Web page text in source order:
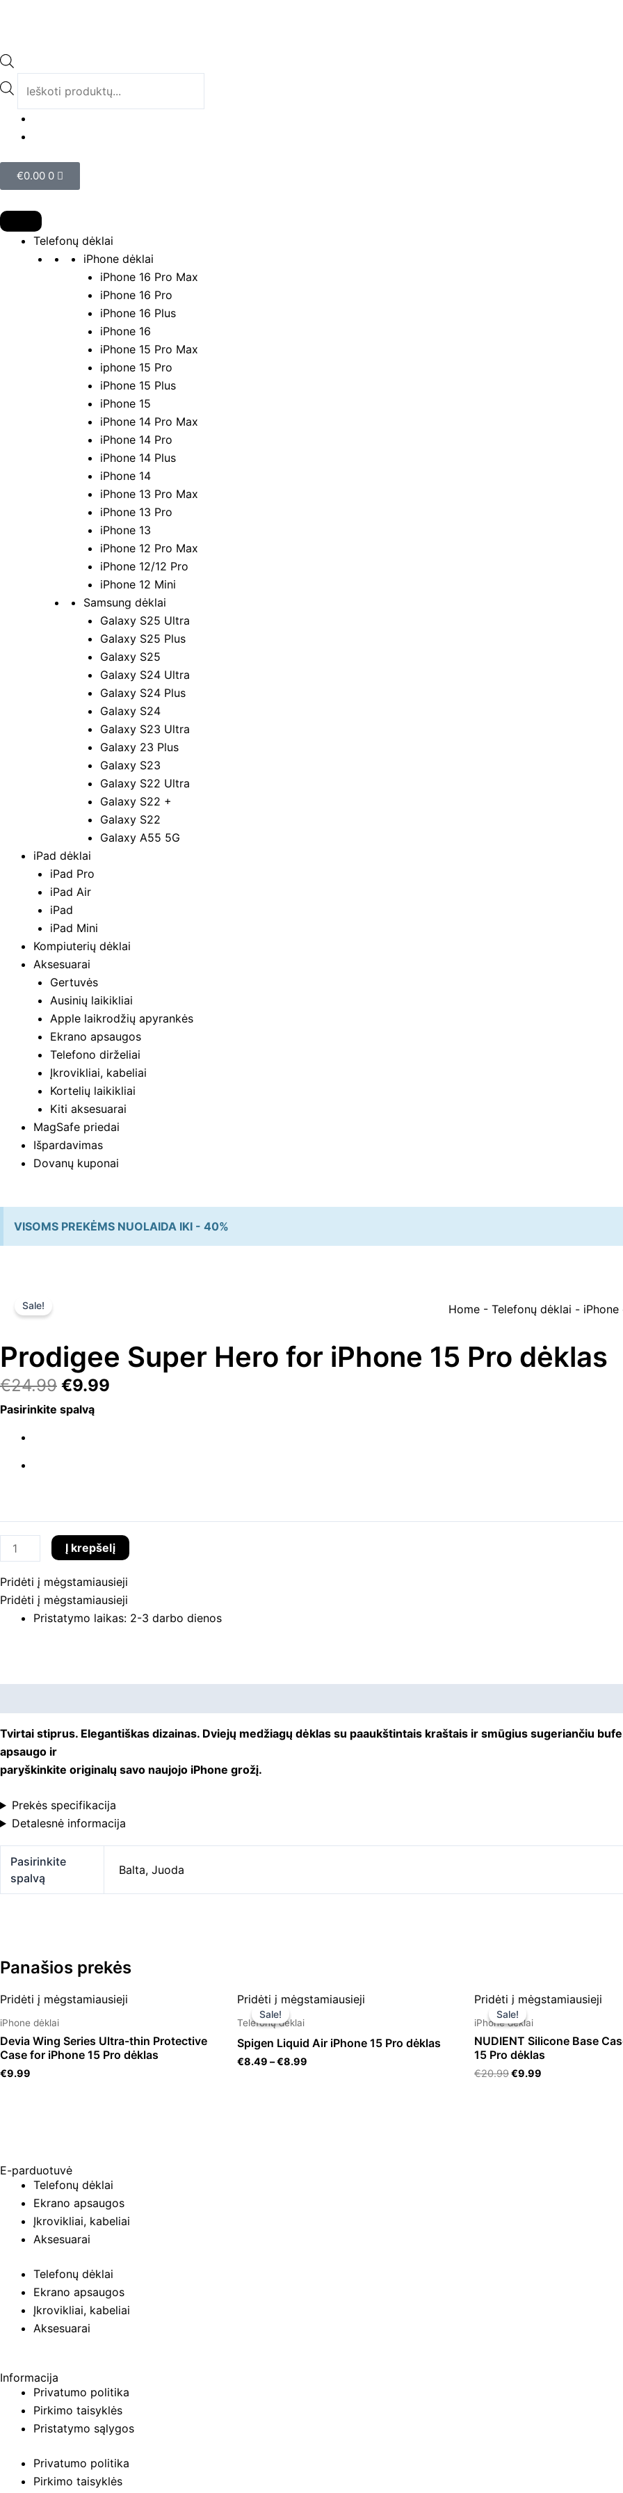
€0.00 0
Cart
Telefonų dėklai
iPhone dėklai
iPhone 16 Pro Max
iPhone 16 Pro
iPhone 16 Plus
iPhone 16
iPhone 15 Pro Max
iphone 15 Pro
iPhone 15 Plus
iPhone 15
iPhone 14 Pro Max
iPhone 14 Pro
iPhone 14 Plus
iPhone 14
iPhone 13 Pro Max
iPhone 13 Pro
iPhone 13
iPhone 12 Pro Max
iPhone 12/12 Pro
iPhone 12 Mini
Samsung dėklai
Galaxy S25 Ultra
Galaxy S25 Plus
Galaxy S25
Galaxy S24 Ultra
Galaxy S24 Plus
Galaxy S24
Galaxy S23 Ultra
Galaxy 23 Plus
Galaxy S23
Galaxy S22 Ultra
Galaxy S22 +
Galaxy S22
Galaxy A55 5G
iPad dėklai
iPad Pro
iPad Air
iPad
iPad Mini
Kompiuterių dėklai
Aksesuarai
Gertuvės
Ausinių laikikliai
Apple laikrodžių apyrankės
Ekrano apsaugos
Telefono dirželiai
Įkrovikliai, kabeliai
Kortelių laikikliai
Kiti aksesuarai
MagSafe priedai
Išpardavimas
Dovanų kuponai
VISOMS PREKĖMS NUOLAIDA IKI - 40%
Sale! Home -Telefonų dėklai -
Prodigee Super Hero for iPhone 15 Pro dėklas
€24.99 Original
price
was:
€9.99
Pasirinkite spalvą
produkto
Prodigee
15
Pro
Į krepšelį
Pridėti į mėgstamiausieji
Pridėti į mėgstamiausieji
Pristatymo laikas: 2-3 darbo dienos
Tvirtai stiprus. Elegantiškas dizainas. Dviejų medžiagų dėklas su paaukštintais kraštais ir smūgius sugeriančiu
apsaugo ir
paryškinkite originalų savo naujojo iPhone grožį.
Prekės specifikacija
Detalesnė informacija
Pasirinkite
spalvą
Balta,Juoda
Panašios prekės
Pridėti į mėgstamiausieji
iPhone dėklai
Devia Wing Series Ultra-thin Protective
Case for iPhone 15 Pro dėklas
€9.99
Pridėti į mėgstamiausieji
Sale!
Sale!
Telefonų dėklai
Spigen Liquid Air iPhone 15 Pro dėklas
€8.49 –€8.99
Pridėti į mėgstamiausieji
Sale!
Sale!
iPhone dėklai
NUDIENT Silicone Base
15 Pro dėklas
€20.99
Original
price
was:
€9.99
Current
price
E-parduotuvė
Telefonų dėklai
Ekrano apsaugos
Įkrovikliai, kabeliai
Aksesuarai
Telefonų dėklai
Ekrano apsaugos
Įkrovikliai, kabeliai
Aksesuarai
Informacija
Privatumo politika
Pirkimo taisyklės
Pristatymo sąlygos
Privatumo politika
Pirkimo taisyklės